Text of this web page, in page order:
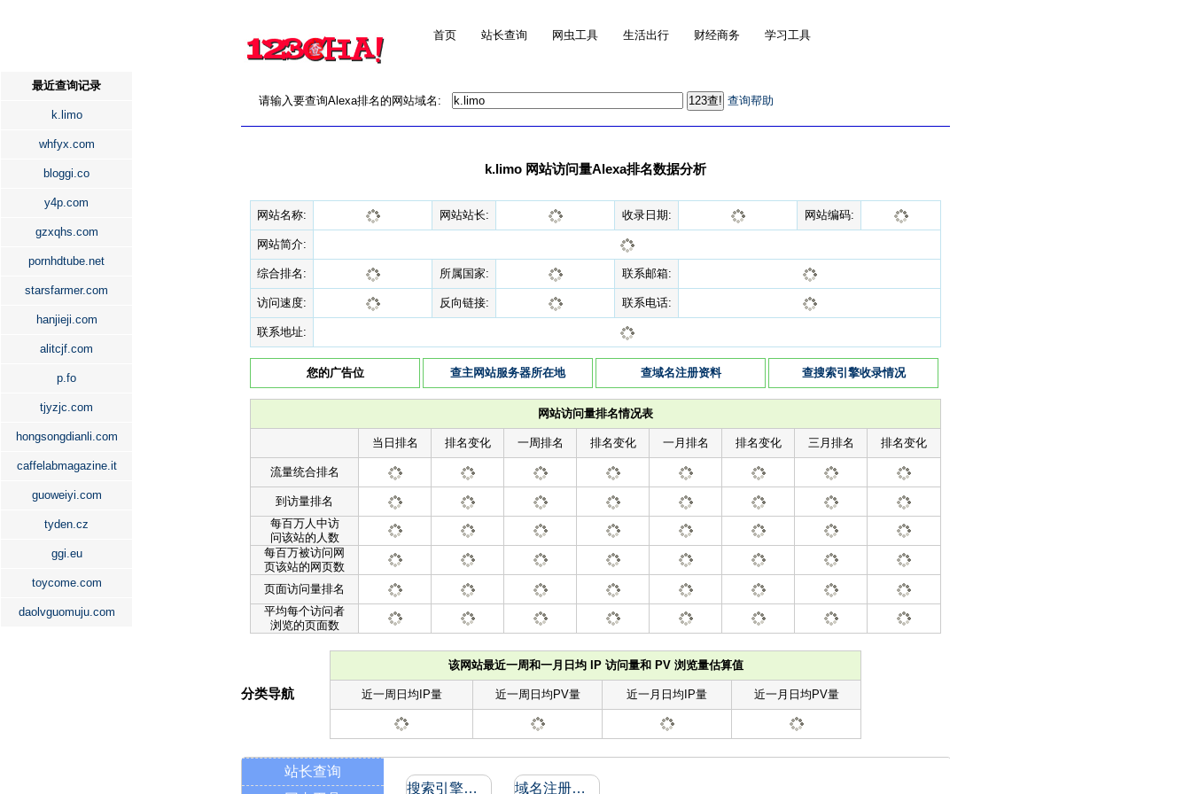
首页 站长查询 网虫工具 生活出行 财经商务 学习工具
最近查询记录
k.limo
whfyx.com
bloggi.co
y4p.com
gzxqhs.com
pornhdtube.net
starsfarmer.com
hanjieji.com
alitcjf.com
p.fo
tjyzjc.com
hongsongdianli.com
caffelabmagazine.it
guoweiyi.com
tyden.cz
ggi.eu
toycome.com
daolvguomuju.com
请输入要查询Alexa排名的网站域名: 查询帮助
k.limo 网站访问量Alexa排名数据分析
网站名称: 网站站长: 收录日期: 网站编码:
网站简介:
综合排名: 所属国家: 联系邮箱:
访问速度: 反向链接: 联系电话:
联系地址:
您的广告位 查主网站服务器所在地 查域名注册资料 查搜索引擎收录情况
网站访问量排名情况表
当日排名 排名变化 一周排名 排名变化 一月排名 排名变化 三月排名 排名变化
流量统合排名
到访量排名
每百万人中访
问该站的人数
每百万被访问网
页该站的网页数
页面访问量排名
平均每个访问者
浏览的页面数
该网站最近一周和一月日均 IP 访问量和 PV 浏览量估算值
近一周日均IP量 近一周日均PV量 近一月日均IP量 近一月日均PV量
分类导航
站长查询
搜索引擎收录和反向链接 域名注册信息